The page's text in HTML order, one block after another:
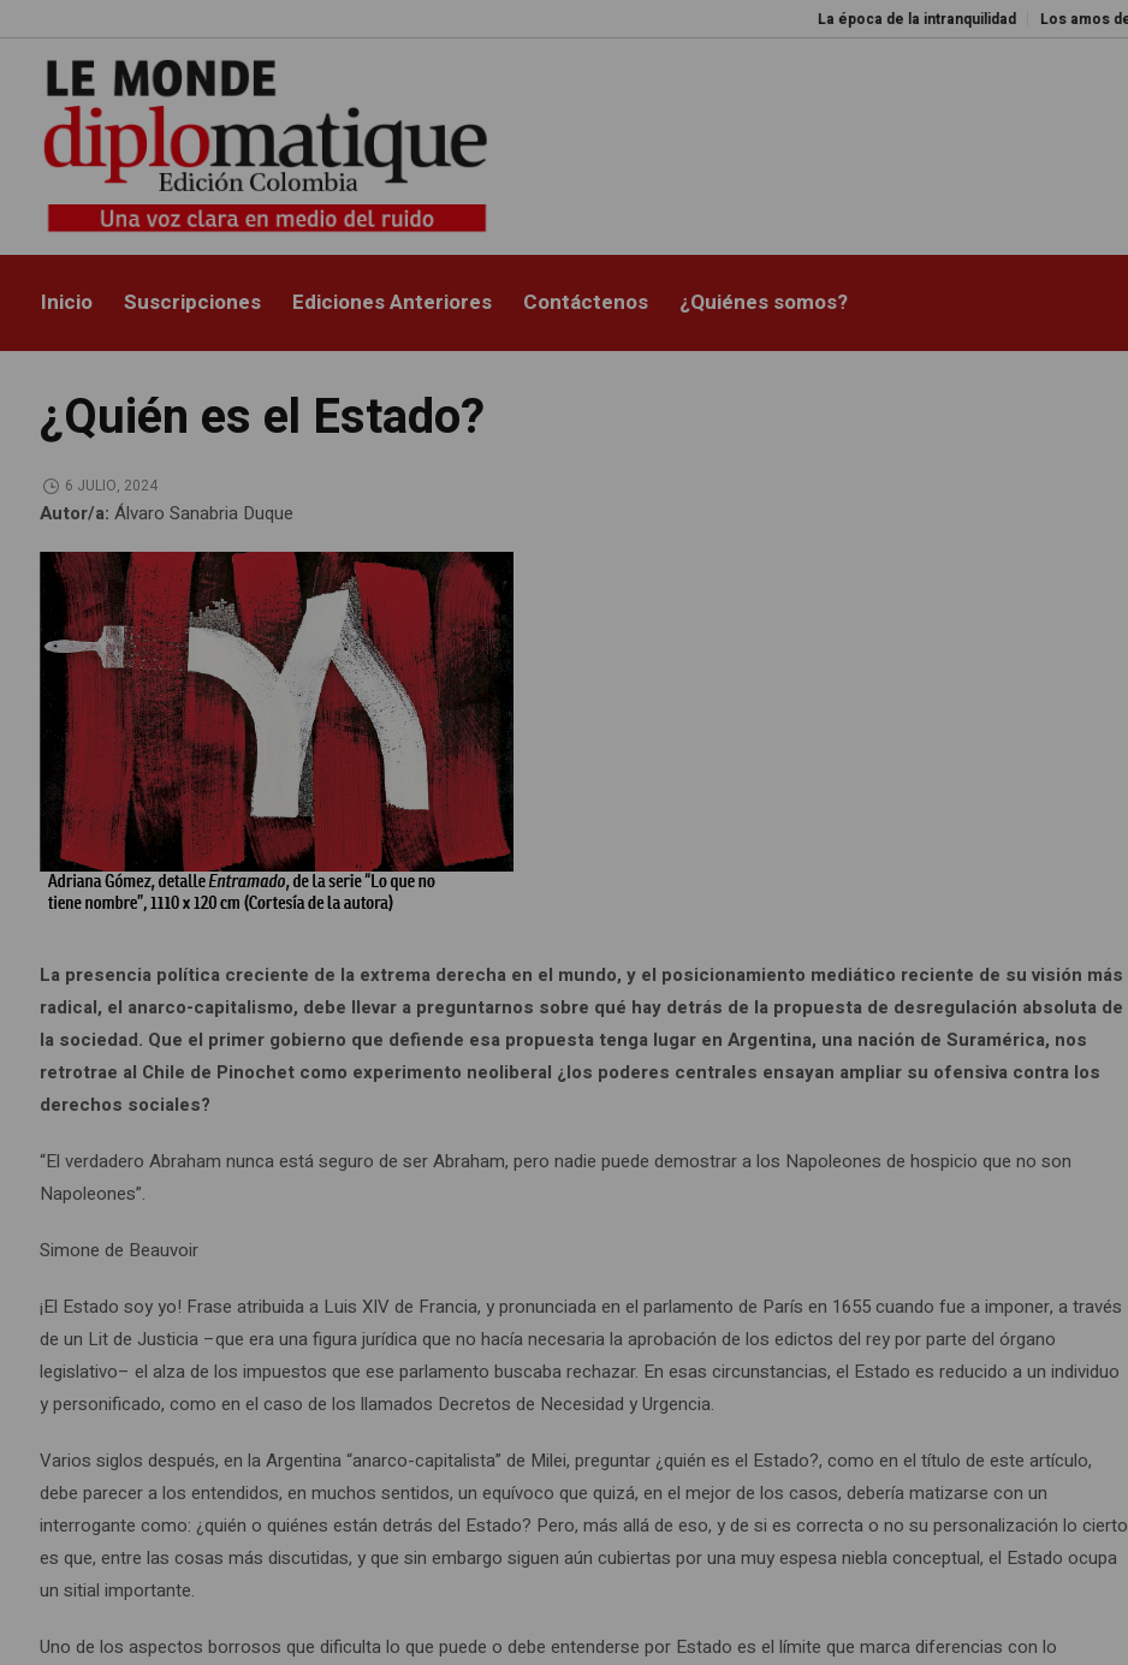
La época de la intranquilidad Los amos del mundo
Inicio Suscripciones Ediciones Anteriores Contáctenos ¿Quiénes somos?
¿Quién es el Estado?
6 JULIO, 2024
Autor/a:Álvaro Sanabria Duque
La presencia política creciente de la extrema derecha en el mundo, y el posicionamiento mediático reciente de su visión más
radical, el anarco-capitalismo, debe llevar a preguntarnos sobre qué hay detrás de la propuesta de desregulación absoluta de
la sociedad. Que el primer gobierno que defiende esa propuesta tenga lugar en Argentina, una nación de Suramérica, nos
retrotrae al Chile de Pinochet como experimento neoliberal ¿los poderes centrales ensayan ampliar su ofensiva contra los
derechos sociales?
“El verdadero Abraham nunca está seguro de ser Abraham, pero nadie puede demostrar a los Napoleones de hospicio que no son
Napoleones”.
Simone de Beauvoir
¡El Estado soy yo! Frase atribuida a Luis XIV de Francia, y pronunciada en el parlamento de París en 1655 cuando fue a imponer, a través
de un Lit de Justicia –que era una figura jurídica que no hacía necesaria la aprobación de los edictos del rey por parte del órgano
legislativo– el alza de los impuestos que ese parlamento buscaba rechazar. En esas circunstancias, el Estado es reducido a un individuo
y personificado, como en el caso de los llamados Decretos de Necesidad y Urgencia.
Varios siglos después, en la Argentina “anarco-capitalista” de Milei, preguntar ¿quién es el Estado?, como en el título de este artículo,
debe parecer a los entendidos, en muchos sentidos, un equívoco que quizá, en el mejor de los casos, debería matizarse con un
interrogante como: ¿quién o quiénes están detrás del Estado? Pero, más allá de eso, y de si es correcta o no su personalización lo cierto
es que, entre las cosas más discutidas, y que sin embargo siguen aún cubiertas por una muy espesa niebla conceptual, el Estado ocupa
un sitial importante.
Uno de los aspectos borrosos que dificulta lo que puede o debe entenderse por Estado es el límite que marca diferencias con lo